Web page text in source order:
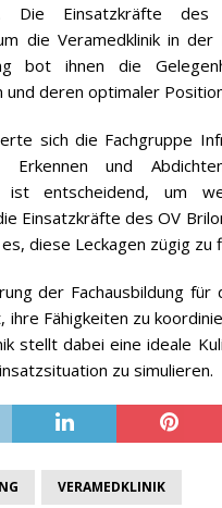
Die Einsatzkräfte
die Veramedklinik in
bot ihnen die
und deren optimaler
sich die Fachgruppe
Erkennen und
ist entscheidend, um
Einsatzkräfte des OV
diese Leckagen zügig
der Fachausbildung
ihre Fähigkeiten zu
stellt dabei eine ideale
zu simulieren.
VERAMEDKLINIK